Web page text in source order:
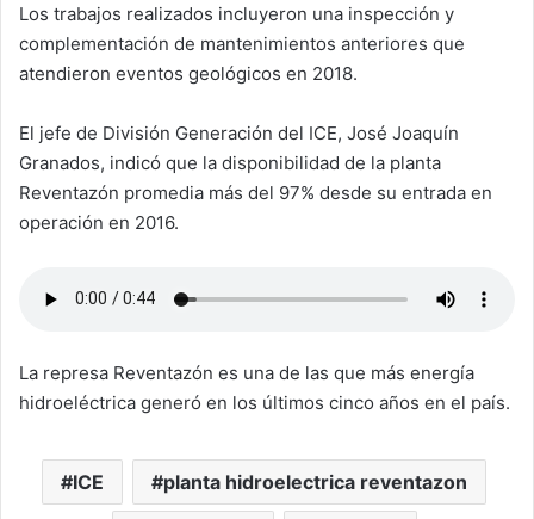
Los trabajos realizados incluyeron una inspección y
complementación de mantenimientos anteriores que
atendieron eventos geológicos en 2018.
El jefe de División Generación del ICE, José Joaquín
Granados, indicó que la disponibilidad de la planta
Reventazón promedia más del 97% desde su entrada en
operación en 2016.
La represa Reventazón es una de las que más energía
hidroeléctrica generó en los últimos cinco años en el país.
ICE planta hidroelectrica reventazon